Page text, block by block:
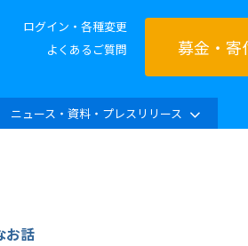
ログイン・各種変更
よくあるご質問
募金・寄
ニュース・資料・プレスリリース
お話